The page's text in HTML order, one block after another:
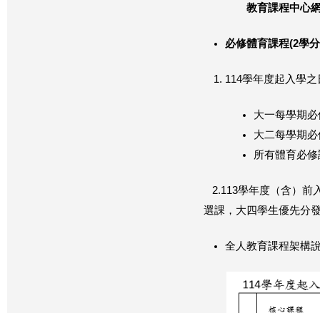
教育課程中心
必修體育課程(2學分
114學年度起入學
大一每學期
大二每學期
所有體育必
2.113學年度（含）前
選課，大四學生優先分
全人教育課程架構